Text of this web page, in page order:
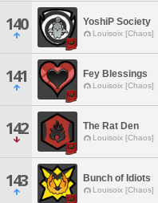
140 YoshiP Society
Louisoix [Chaos]
141 Fey Blessings
Louisoix [Chaos]
142 The Rat Den
Louisoix [Chaos]
143 Bunch of Idiots
Louisoix [Chaos]